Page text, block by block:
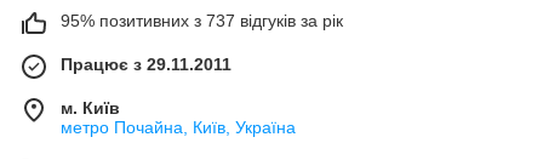
95% позитивних з 737 відгуків за рік
Працює з 29.11.2011
м. Київ
метро Почайна, Київ, Україна